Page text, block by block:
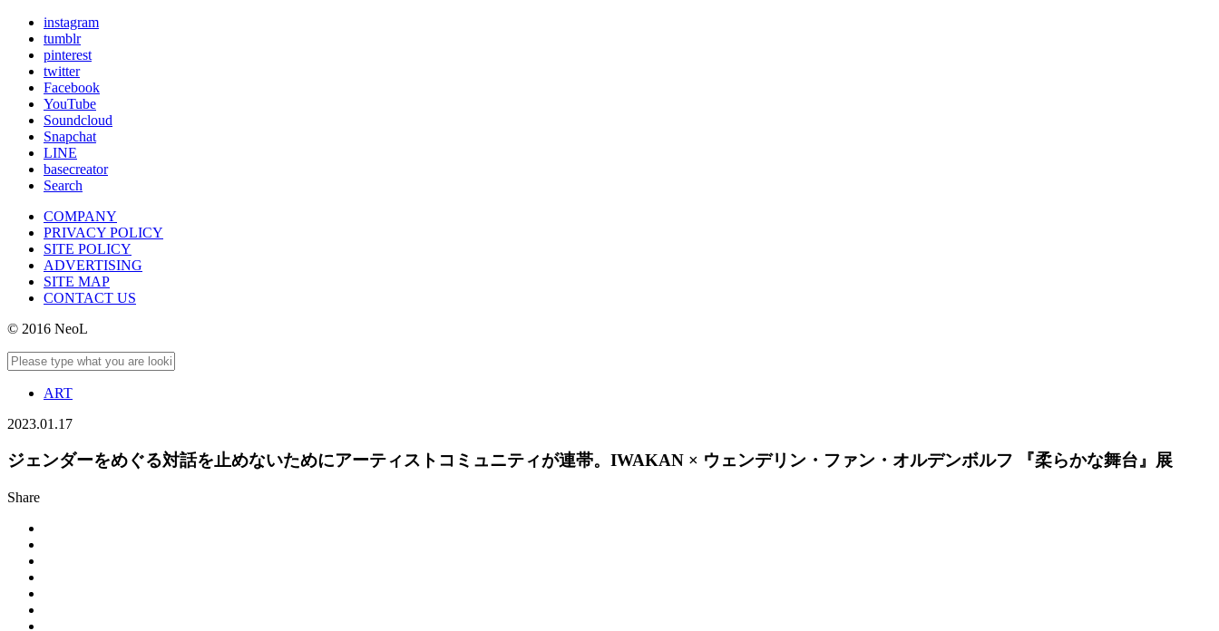
instagram
tumblr
pinterest
twitter
Facebook
YouTube
Soundcloud
Snapchat
LINE
basecreator
Search
COMPANY
PRIVACY POLICY
SITE POLICY
ADVERTISING
SITE MAP
CONTACT US
© 2016 NeoL
ART
2023.01.17
ジェンダーをめぐる対話を止めないためにアーティストコミュニティが連帯。IWAKAN × ウェンデリン・ファン・オルデンボルフ 『柔らかな舞台』展
Share